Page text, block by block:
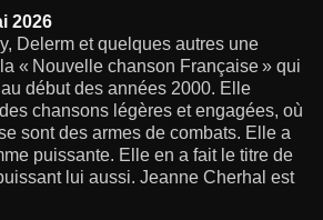
2026
Delerm et quelques autres une
« Nouvelle chanson Française » qui
début des années 2000. Elle
chansons légères et engagées, où
sont des armes de combats. Elle a
puissante. Elle en a fait le titre de
lui aussi. Jeanne Cherhal est